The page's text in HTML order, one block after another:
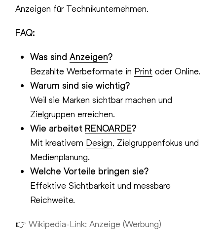
Anzeigen für Technikunternehmen.
FAQ:
Was sindAnzeigen?
Bezahlte Werbeformate in Print oder Online.
Warum sind sie wichtig?
Weil sie Marken sichtbar machen und
Zielgruppen erreichen.
Wie arbeitet RENOARDE?
Mit kreativem Design, Zielgruppenfokus und
Medienplanung.
Welche Vorteile bringen sie?
Effektive Sichtbarkeit und messbare
Reichweite.
👉Wikipedia-Link: Anzeige (Werbung)